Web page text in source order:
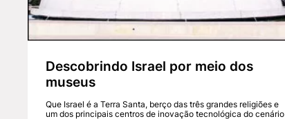
Descobrindo Israel por meio dos
museus
Que Israel é a Terra Santa, berço das três grandes religiões e
um dos principais centros de inovação tecnológica do cenário